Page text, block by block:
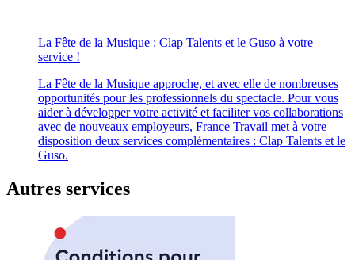
La Fête de la Musique : Clap Talents et le Guso à votre
service !
La Fête de la Musique approche, et avec elle de nombreuses
opportunités pour les professionnels du spectacle. Pour vous
aider à développer votre activité et faciliter vos collaborations
avec de nouveaux employeurs, France Travail met à votre
disposition deux services complémentaires : Clap Talents et le
Guso.
Autres services